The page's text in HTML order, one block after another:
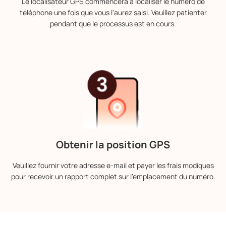
téléphone une fois que vous l'aurez saisi. Veuillez patienter
pendant que le processus est en cours.
Obtenir la position GPS
Veuillez fournir votre adresse e-mail et payer les frais modiques
pour recevoir un rapport complet sur l'emplacement du numéro.